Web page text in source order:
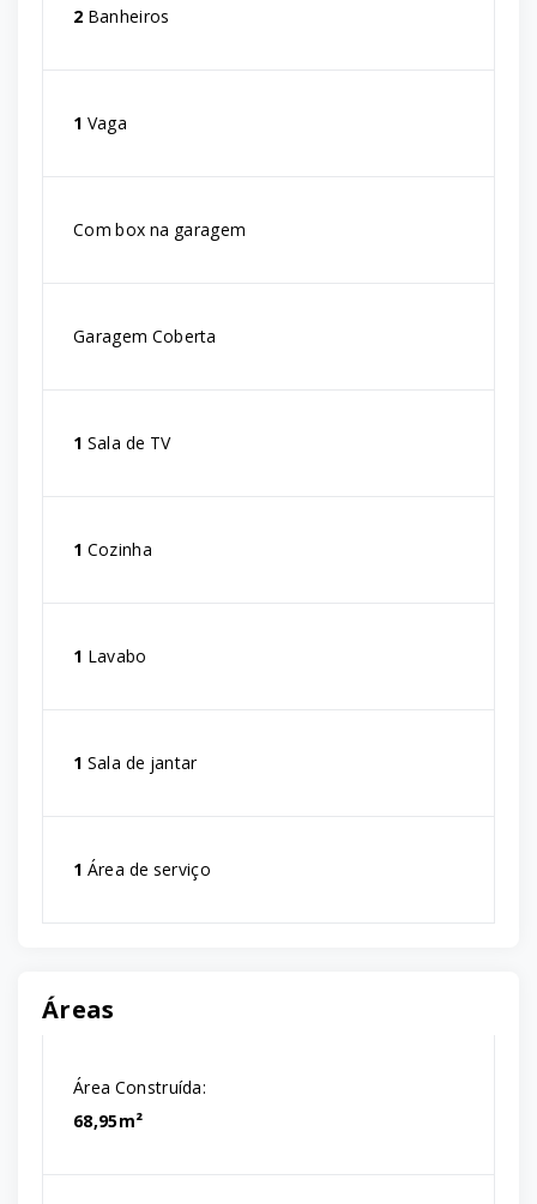
2 Banheiros
1 Vaga
Com box na garagem
Garagem Coberta
1 Sala de TV
1 Cozinha
1 Lavabo
1 Sala de jantar
1 Área de serviço
Áreas
Área Construída:
68,95m²